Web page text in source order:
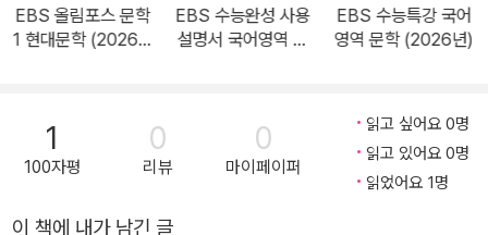
EBS 올림포스 문학
1 현대문학 (2026년
EBS 수능완성 사용
설명서 국어영역 독
EBS 수능특강 국어
영역 문학 (2026년)
1
100자평
0
리뷰
0
마이페이퍼
읽고 싶어요 0명
읽고 있어요 0명
읽었어요 1명
이 책에 내가 남긴 글